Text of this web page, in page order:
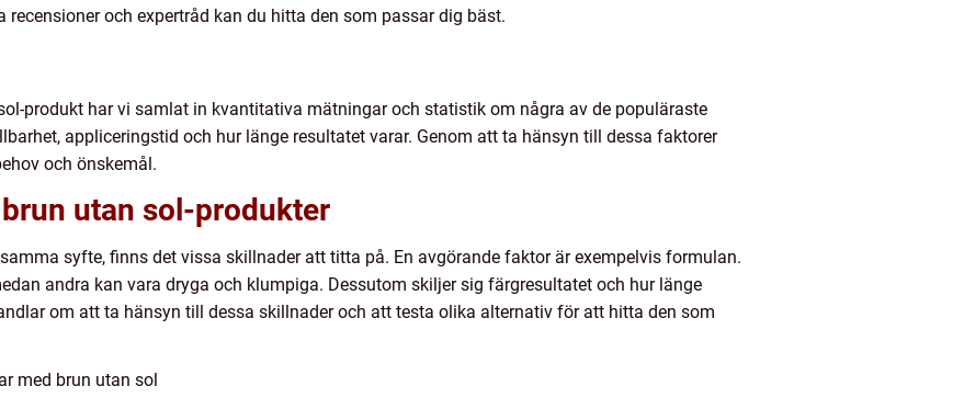
recensioner och expertråd kan du hitta den som passar dig bäst.
produkt har vi samlat in kvantitativa mätningar och statistik om några av de populäraste
appliceringstid och hur länge resultatet varar. Genom att ta hänsyn till dessa faktorer
och önskemål.
utan sol-produkter
syfte, finns det vissa skillnader att titta på. En avgörande faktor är exempelvis formulan.
andra kan vara dryga och klumpiga. Dessutom skiljer sig färgresultatet och hur länge
om att ta hänsyn till dessa skillnader och att testa olika alternativ för att hitta den som
med brun utan sol